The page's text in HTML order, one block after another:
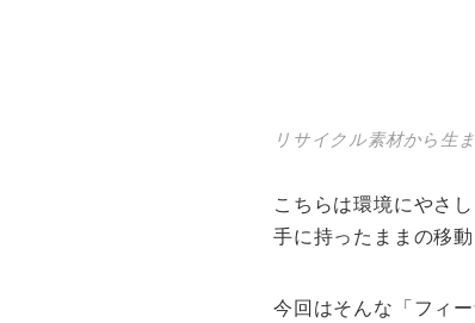
リサイクル素材から生
こちらは環境にやさ
手に持ったままの移
今回はそんな「フィ